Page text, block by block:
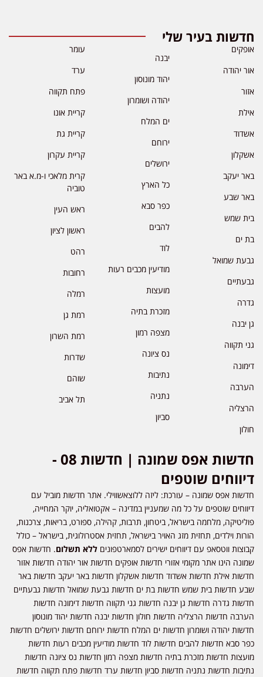
חדשות בעיר שלי
אופקים
אור יהודה
אזור
אילת
אשדוד
אשקלון
באר יעקב
באר שבע
בית שמש
בת ים
גבעת שמואל
גבעתיים
גדרה
גן יבנה
גני תקווה
דימונה
הערבה
הרצליה
חולון
יבנה
יהוד מונוסון
יהודה ושומרון
ים המלח
ירוחם
ירושלים
כל הארץ
כפר סבא
להבים
לוד
מודיעין מכבים רעות
מועצות
מזכרת בתיה
מצפה רמון
נס ציונה
נתיבות
נתניה
סביון
עומר
ערד
פתח תקווה
קריית אונו
קריית גת
קריית עקרון
קרית מלאכי ו-מ.א באר
טוביה
ראש העין
ראשון לציון
רהט
רחובות
רמלה
רמת גן
רמת השרון
שדרות
שוהם
תל אביב
חדשות אפס שמונה | חדשות 08 -
דיווחים שוטפים
חדשות אפס שמונה – עורכת: ליזה ללוצאשווילי. אתר חדשות מוביל עם
דיווחים שוטפים על כל מה שמעניין במדינה – אקטואליה, יוקר המחייה,
פוליטיקה, מלחמה בישראל, ביטחון, תרבות, קהילה, ספורט, בריאות, צרכנות,
הורות וילדים, תחזית מזג האויר בישראל, תחזית אסטרולוגית, בישראל – כולל
קבוצות ווטסאפ עם דיווחים ישירים לסמארטפונים ללא תשלום. חדשות אפס
שמונה הינו אתר מקומי אזורי חדשות אופקים חדשות אור יהודה חדשות אזור
חדשות אילת חדשות אשדוד חדשות אשקלון חדשות באר יעקב חדשות באר
שבע חדשות בית שמש חדשות בת ים חדשות גבעת שמואל חדשות גבעתיים
חדשות גדרה חדשות גן יבנה חדשות גני תקווה חדשות דימונה חדשות
הערבה חדשות הרצליה חדשות חולון חדשות יבנה חדשות יהוד מונוסון
חדשות יהודה ושומרון חדשות ים המלח חדשות ירוחם חדשות ירושלים חדשות
כפר סבא חדשות להבים חדשות לוד חדשות מודיעין מכבים רעות חדשות
מועצות חדשות מזכרת בתיה חדשות מצפה רמון חדשות נס ציונה חדשות
נתיבות חדשות נתניה חדשות סביון חדשות ערד חדשות פתח תקווה חדשות